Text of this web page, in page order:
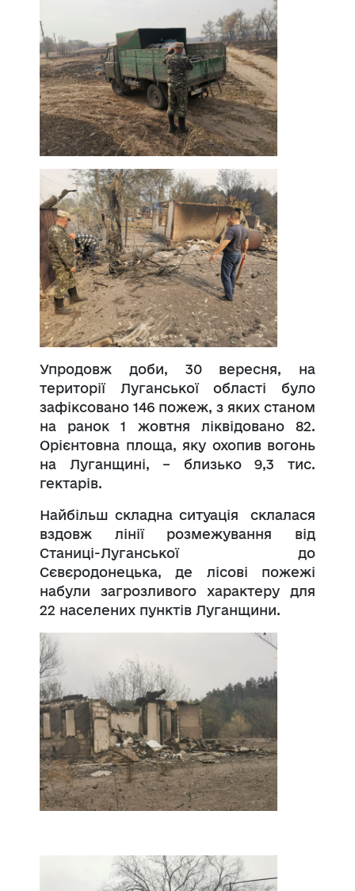
Упродовж доби, 30 вересня, на
території Луганської області було
зафіксовано 146 пожеж, з яких станом
на ранок 1 жовтня ліквідовано 82.
Орієнтовна площа, яку охопив вогонь
на Луганщині, – близько 9,3 тис.
гектарів.
Найбільш складна ситуація склалася
вздовж лінії розмежування від
Станиці-Луганської до
Сєвєродонецька, де лісові пожежі
набули загрозливого характеру для
22 населених пунктів Луганщини.